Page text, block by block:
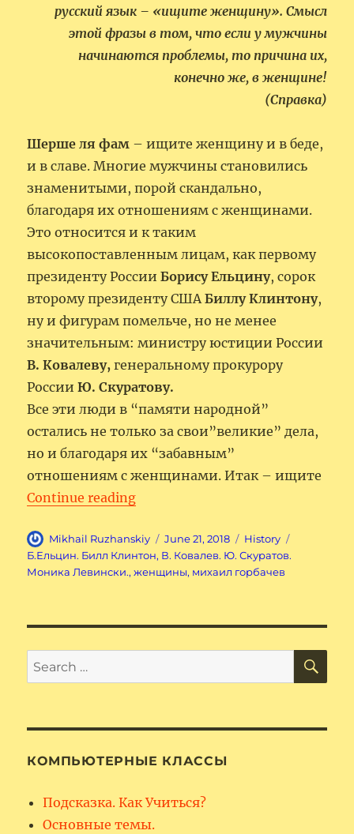
русский язык – «ищите женщину». Смысл
этой фразы в том, что если у мужчины
начинаются проблемы, то причина их,
конечно же, в женщине!
(Справка)
Шерше ля фам – ищите женщину и в беде,
и в славе. Многие мужчины становились
знаменитыми, порой скандально,
благодаря их отношениям с женщинами.
Это относится и к таким
высокопоставленным лицам, как первому
президенту РоссииБорису Ельцину, сорок
второму президенту СШАБиллу Клинтону,
ну и фигурам помельче, но не менее
значительным: министру юстиции России
В. Ковалеву, генеральному прокурору
РоссииЮ. Скуратову.
Все эти люди в “памяти народной”
остались не только за свои”великие” дела,
но и благодаря их “забавным”
отношениям с женщинами. Итак – ищите
Continue reading“Шерше ля фам”
Author
Mikhail Ruzhanskiy
Posted
on
June 21, 2018 Categories
History
Б.Ельцин. Билл Клинтон, В. Ковалев. Ю. Скуратов.
Моника Левински.,женщины, михаил горбачев
Search
for:
КОМПЬЮТЕРНЫЕ КЛАССЫ
Подсказка. Как Учиться?
Основные темы.